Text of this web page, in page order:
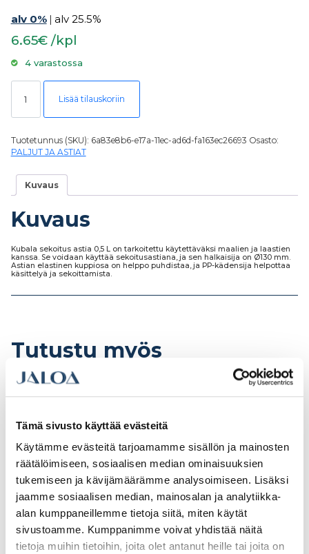
Tämä sivusto käyttää evästeitä
Käytämme evästeitä tarjoamamme sisällön ja mainosten
räätälöimiseen, sosiaalisen median ominaisuuksien
tukemiseen ja kävijämäärämme analysoimiseen. Lisäksi
jaamme sosiaalisen median, mainosalan ja analytiikka-
alan kumppaneillemme tietoja siitä, miten käytät
sivustoamme. Kumppanimme voivat yhdistää näitä
tietoja muihin tietoihin, joita olet antanut heille tai joita on
alv 0% | alv 25.5%
6.65€ /kpl
4 varastossa
Kubala 1518 sekoitusastia 0,5l kuppi pehmeää muovia määrä
Lisää tilauskoriin
Tuotetunnus (SKU): 6a83e8b6-e17a-11ec-ad6d-fa163ec26693 Osasto:
PALJUT JA ASTIAT
Kuvaus
Kuvaus
Kubala sekoitus astia 0,5 L on tarkoitettu käytettäväksi maalien ja laastien
kanssa. Se voidaan käyttää sekoitusastiana, ja sen halkaisija on Ø130 mm.
Astian elastinen kuppiosa on helppo puhdistaa, ja PP-kädensija helpottaa
käsittelyä ja sekoittamista.
Tutustu myös